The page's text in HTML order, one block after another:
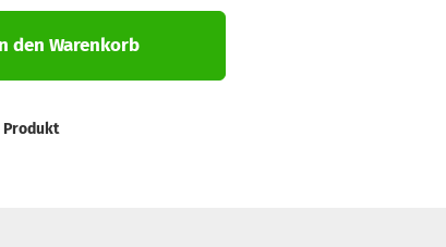
den Warenkorb
Produkt